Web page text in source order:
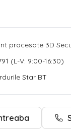
procesate 3D
(L-V: 9:00-16:30)
Star BT